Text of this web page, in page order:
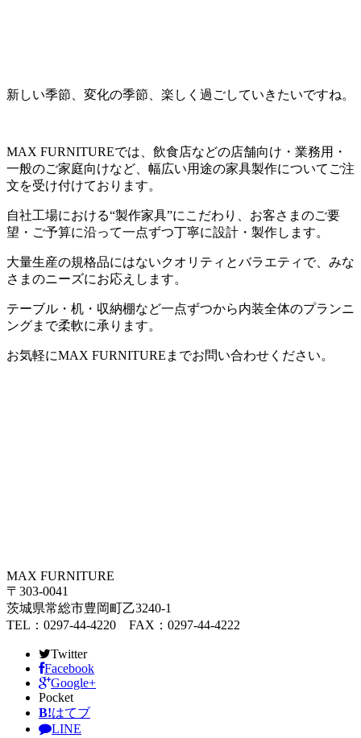
新しい季節、変化の季節、楽しく過ごしていきたいですね。
MAX FURNITUREでは、飲食店などの店舗向け・業務用・
一般のご家庭向けなど、幅広い用途の家具製作についてご注
文を受け付けております。
自社工場における“製作家具”にこだわり、お客さまのご要
望・ご予算に沿って一点ずつ丁寧に設計・製作します。
大量生産の規格品にはないクオリティとバラエティで、みな
さまのニーズにお応えします。
テーブル・机・収納棚など一点ずつから内装全体のプランニ
ングまで柔軟に承ります。
お気軽にMAX FURNITUREまでお問い合わせください。
MAX FURNITURE
〒303-0041
茨城県常総市豊岡町乙3240-1
TEL：0297-44-4220 FAX：0297-44-4222
Twitter
Facebook
Google+
Pocket
B!はてブ
LINE